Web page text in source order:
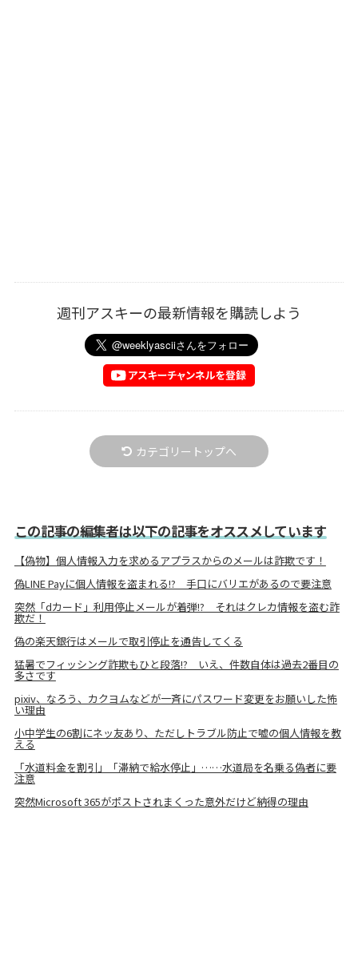
週刊アスキーの最新情報を購読しよう
カテゴリートップへ
この記事の編集者は以下の記事をオススメしています
【偽物】個人情報入力を求めるアプラスからのメールは詐欺です！
偽LINE Payに個人情報を盗まれる!? 手口にバリエがあるので要注意
突然「dカード」利用停止メールが着弾!? それはクレカ情報を盗む詐
欺だ！
偽の楽天銀行はメールで取引停止を通告してくる
猛暑でフィッシング詐欺もひと段落!? いえ、件数自体は過去2番目の
多さです
pixiv、なろう、カクヨムなどが一斉にパスワード変更をお願いした怖
い理由
小中学生の6割にネッ友あり、ただしトラブル防止で嘘の個人情報を教
える
「水道料金を割引」「滞納で給水停止」……水道局を名乗る偽者に要
注意
突然Microsoft 365がポストされまくった意外だけど納得の理由